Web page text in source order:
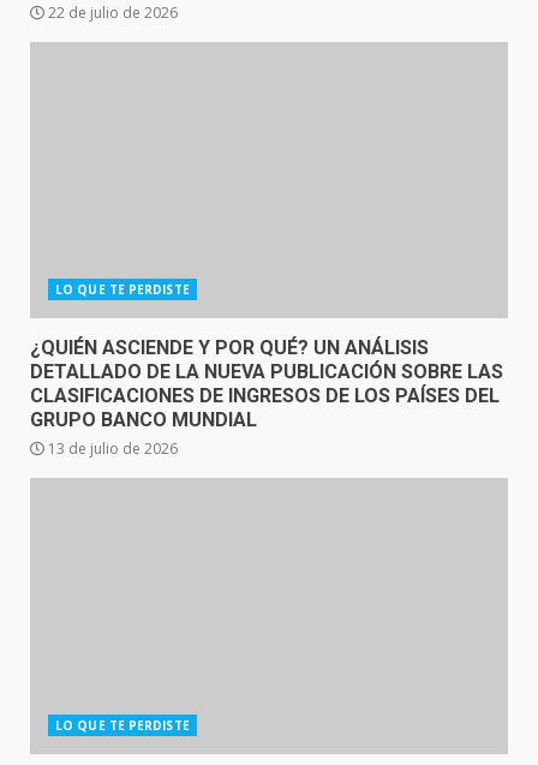
22 de julio de 2026
LO QUE TE PERDISTE
¿QUIÉN ASCIENDE Y POR QUÉ? UN ANÁLISIS
DETALLADO DE LA NUEVA PUBLICACIÓN SOBRE LAS
CLASIFICACIONES DE INGRESOS DE LOS PAÍSES DEL
GRUPO BANCO MUNDIAL
13 de julio de 2026
LO QUE TE PERDISTE